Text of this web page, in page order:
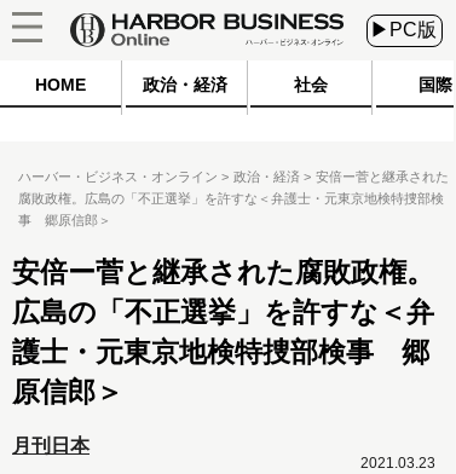
▶PC版
HOME 政治・経済 社会 国際
ハーバー・ビジネス・オンライン 政治・経済
安倍ー菅と継承された
腐敗政権。広島の「不正選挙」を許すな＜弁護士・元東京地検特捜部検
事 郷原信郎＞
安倍ー菅と継承された腐敗政権。
広島の「不正選挙」を許すな＜弁
護士・元東京地検特捜部検事 郷
原信郎＞
月刊日本
2021.03.23